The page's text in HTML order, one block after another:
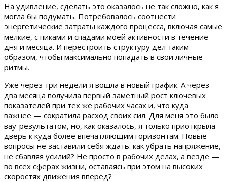
На удивление, сделать это оказалось не так сложно, как я
могла бы подумать. Потребовалось соотнести
энергетические затраты каждого процесса, включая самые
мелкие, с пиками и спадами моей активности в течение
дня и месяца. И перестроить структуру дел таким
образом, чтобы максимально попадать в свои личные
ритмы.
Уже через три недели я вошла в новый график. А через
два месяца получила первый заметный рост ключевых
показателей при тех же рабочих часах и, что куда
важнее — сократила расход своих сил. Для меня это было
вау-результатом, но, как оказалось, я только приоткрыла
дверь к куда более впечатляющим горизонтам. Новые
вопросы не заставили себя ждать: как убрать напряжение,
не сбавляя усилий? Не просто в рабочих делах, а везде —
во всех сферах жизни, оставаясь при этом на высоких
скоростях движения вперед?